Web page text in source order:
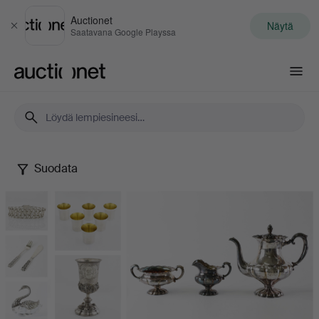
Sulje
Auctionet
Saatavana Google Playssa Näytä
Silver
Suodata